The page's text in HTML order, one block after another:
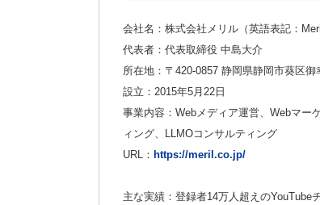
会社名：株式会社メリル（英語表記：
代表者：代表取締役 中島大介
所在地：〒420-0857 静岡県静岡市葵区御
設立：2015年5月22日
事業内容：Webメディア運営、Webマー
ィング、LLMOコンサルティング
URL： https://meril.co.jp/
主な実績：登録者14万人超えのYouTube